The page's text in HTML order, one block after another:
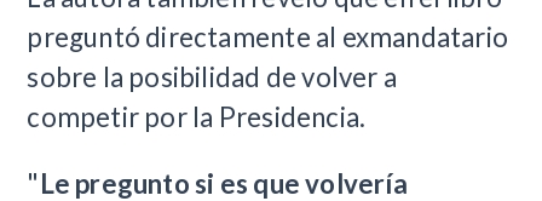
preguntó directamente al exmandatario
sobre la posibilidad de volver a
competir por la Presidencia.
"Le pregunto si es que volvería